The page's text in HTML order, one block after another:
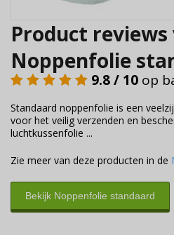
Product reviews
Noppenfolie
9.8 / 10 op
Standaard noppenfolie is een
voor het veilig verzenden en
luchtkussenfolie ...
Zie meer van deze producten in de
Bekijk Noppenfolie standaard